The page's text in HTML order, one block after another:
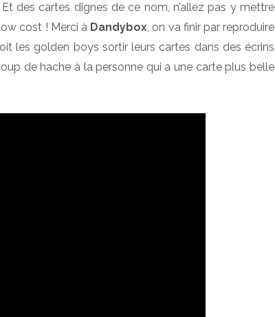
des cartes dignes de ce nom, n’allez pas y mettre
cost ! Merci à Dandybox, on va finir par reproduire
les golden boys sortir leurs cartes dans des écrins
de hache à la personne qui a une carte plus belle